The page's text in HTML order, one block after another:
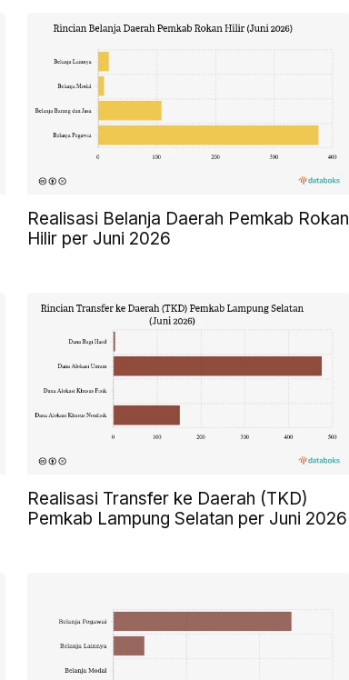
Realisasi Belanja Daerah Pemkab Rokan
Hilir per Juni 2026
Realisasi Transfer ke Daerah (TKD)
Pemkab Lampung Selatan per Juni 2026